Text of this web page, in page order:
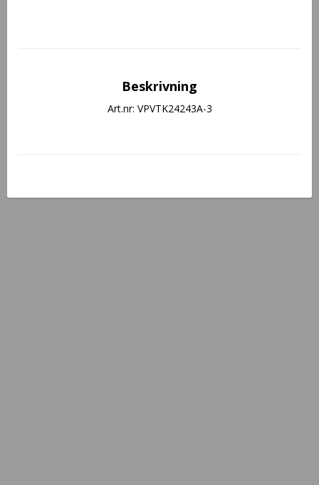
Beskrivning
Art.nr: VPVTK24243A-3